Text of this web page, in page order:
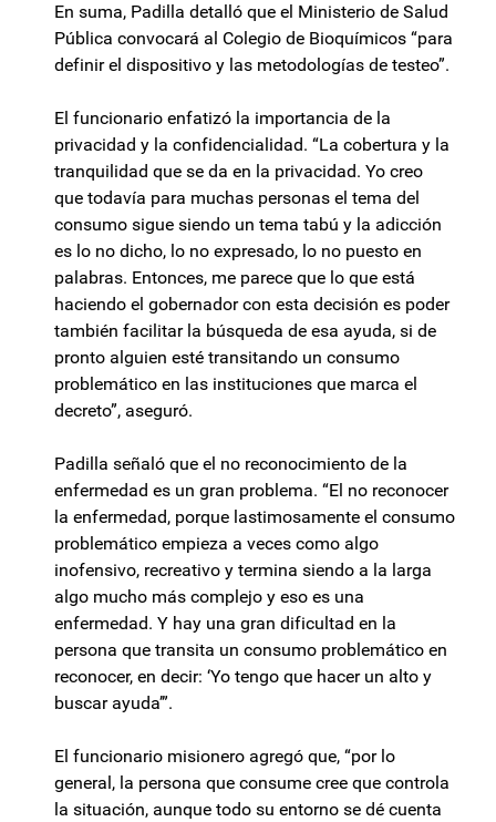
En suma, Padilla detalló que el Ministerio de Salud
Pública convocará al Colegio de Bioquímicos “para
definir el dispositivo y las metodologías de testeo”.
El funcionario enfatizó la importancia de la
privacidad y la confidencialidad. “La cobertura y la
tranquilidad que se da en la privacidad. Yo creo
que todavía para muchas personas el tema del
consumo sigue siendo un tema tabú y la adicción
es lo no dicho, lo no expresado, lo no puesto en
palabras. Entonces, me parece que lo que está
haciendo el gobernador con esta decisión es poder
también facilitar la búsqueda de esa ayuda, si de
pronto alguien esté transitando un consumo
problemático en las instituciones que marca el
decreto”, aseguró.
Padilla señaló que el no reconocimiento de la
enfermedad es un gran problema. “El no reconocer
la enfermedad, porque lastimosamente el consumo
problemático empieza a veces como algo
inofensivo, recreativo y termina siendo a la larga
algo mucho más complejo y eso es una
enfermedad. Y hay una gran dificultad en la
persona que transita un consumo problemático en
reconocer, en decir: ‘Yo tengo que hacer un alto y
buscar ayuda’”.
El funcionario misionero agregó que, “por lo
general, la persona que consume cree que controla
la situación, aunque todo su entorno se dé cuenta